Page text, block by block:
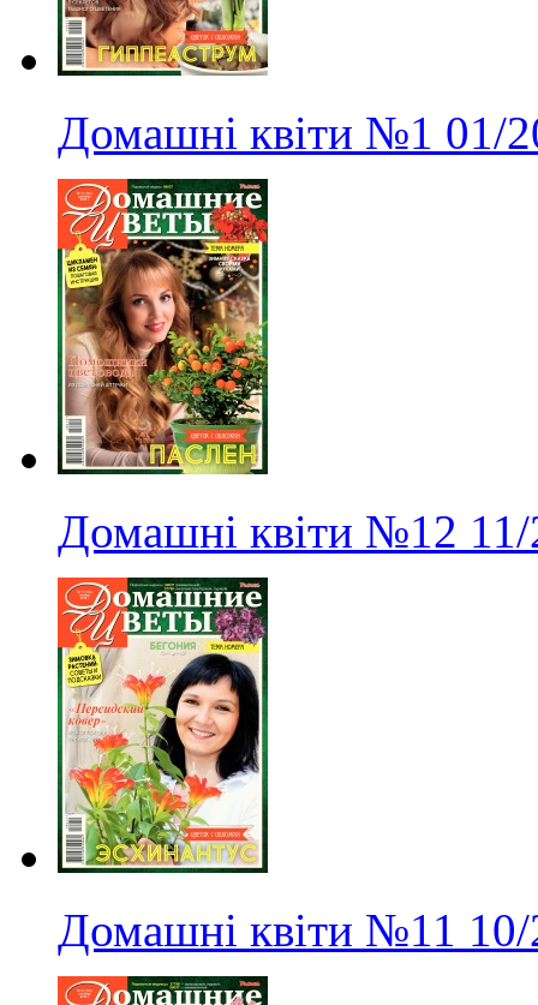
Домашні квіти №1 01/
Домашні квіти №12
Домашні квіти №11